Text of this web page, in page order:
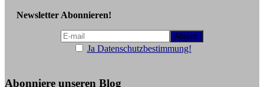
Newsletter Abonnieren!
Ja Datenschutzbestimmung!
Abonniere unseren Blog